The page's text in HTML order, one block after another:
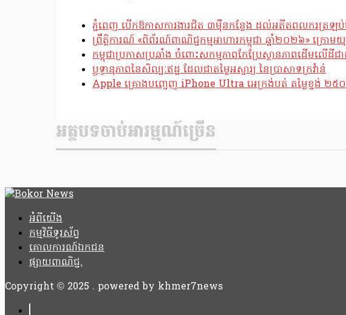
ភ្នំពេញ បើកឱកាសការងារជិត ៣ម៉ឺនកន្លែង ដល់អតីតពលករត្រឡប់ម
ព្រឹត្តិការណ៍ «ពិព័រណ៍ពាណិជ្ជកម្មអាហារកម្ពុជា ឆ្នាំ២០២៦» ក្រោមយុទ្ធ
កម្ពុជាប្រកាសប្រឆាំង ចំពោះសកម្មភាពកែប្រែស្ថានភាពដើមលើ
ឫទ្ធានុភាពនៃសិល្បៈឥដ្ឋ ដែលជាតម្លៃអស្ចារ្យ នៃប្រាសាទក្រវ៉ាន់
Apple គ្រោងបញ្ចេញ iPhone Ultra អេក្រង់បត់ តម្លៃខ្ទង់ ២៥០
អត្ថបទចាប់អារម្មណ៍ច្រើន
អំពីយើង
កម្មវិធីទូរស័ព្ទ
គោលការណ៍ឯកជន
ផ្សាយពាណិជ្ជ.
Copyright © 2025 . powered by khmer7news